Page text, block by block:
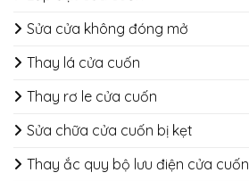
Sửa cửa không đóng mở
Thay lá cửa cuốn
Thay rơ le cửa cuốn
Sửa chữa cửa cuốn bị kẹt
Thay ắc quy bộ lưu điện cửa cuốn